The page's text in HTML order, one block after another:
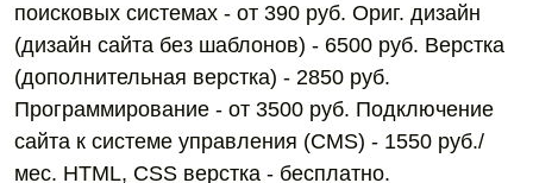
поисковых системах - от 390 руб. Ориг. дизайн
(дизайн сайта без шаблонов) - 6500 руб. Верстка
(дополнительная верстка) - 2850 руб.
Программирование - от 3500 руб. Подключение
сайта к системе управления (CMS) - 1550 руб./
мес. HTML, CSS верстка - бесплатно.